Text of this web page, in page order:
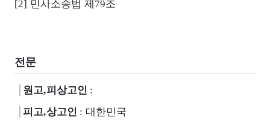
[2] 민사소송법 제79조
전문
원고,피상고인 :
피고,상고인 : 대한민국